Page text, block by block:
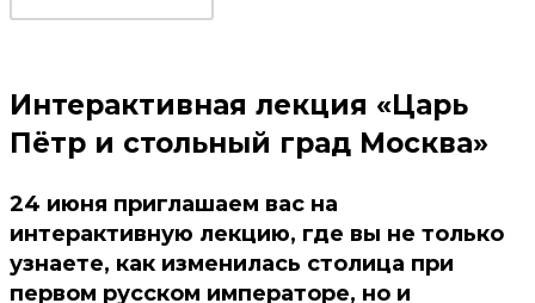
Интерактивная лекция «Царь
Пётр и стольный град Москва»
24 июня приглашаем вас на
интерактивную лекцию, где вы не только
узнаете, как изменилась столица при
первом русском императоре, но и